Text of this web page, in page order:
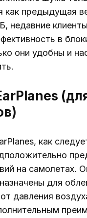
как предыдущая
недавние
в
они удобны и
как
на самолетах.
для
давления